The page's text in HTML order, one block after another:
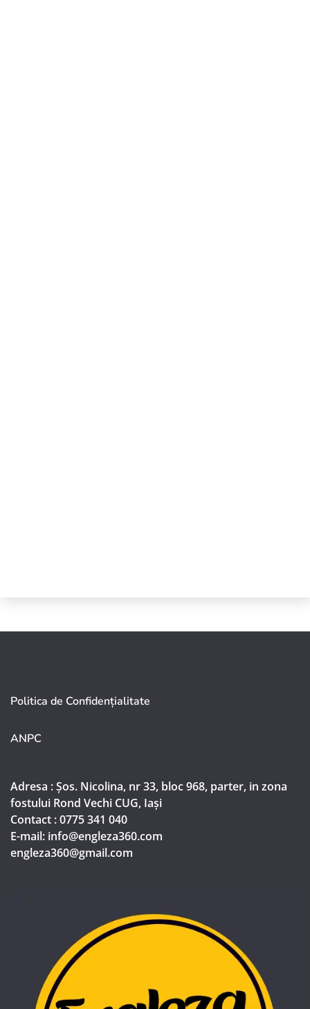
Politica de Confidențialitate
ANPC
Adresa : Șos. Nicolina, nr 33, bloc 968, parter, in zona
fostului Rond Vechi CUG, Iași
Contact : 0775 341 040
E-mail: info@engleza360.com​
engleza360@gmail.com​